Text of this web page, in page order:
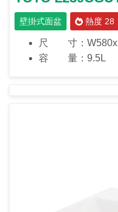
壁掛式面盆 熱度 28
尺 寸：
容 量：9.5L